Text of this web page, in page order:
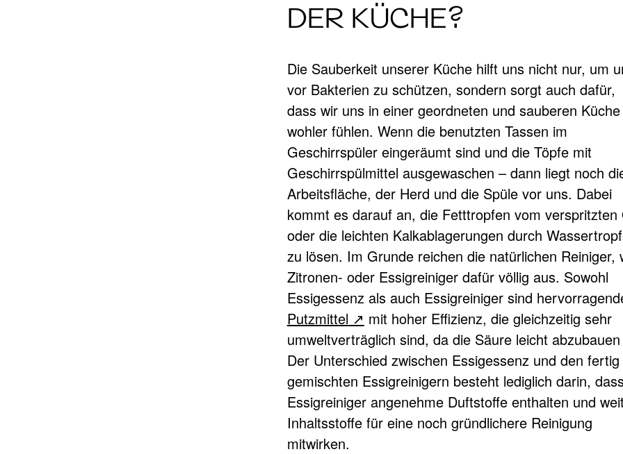
DER KÜCHE?
Die Sauberkeit unserer Küche hilft uns nicht nur, um
vor Bakterien zu schützen, sondern sorgt auch dafür,
dass wir uns in einer geordneten und sauberen Küche
wohler fühlen. Wenn die benutzten Tassen im
Geschirrspüler eingeräumt sind und die Töpfe mit
Geschirrspülmittel ausgewaschen – dann liegt noch
Arbeitsfläche, der Herd und die Spüle vor uns. Dabei
kommt es darauf an, die Fetttropfen vom verspritzten
oder die leichten Kalkablagerungen durch
zu lösen. Im Grunde reichen die natürlichen Reiniger,
Zitronen- oder Essigreiniger dafür völlig aus. Sowohl
Essigessenz als auch Essigreiniger sind
Putzmittel
mit hoher Effizienz, die gleichzeitig sehr
umweltverträglich sind, da die Säure leicht
Der Unterschied zwischen Essigessenz und den fertig
gemischten Essigreinigern besteht lediglich darin,
Essigreiniger angenehme Duftstoffe enthalten und
Inhaltsstoffe für eine noch gründlichere Reinigung
mitwirken.